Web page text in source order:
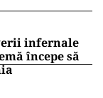
infernale
începe să